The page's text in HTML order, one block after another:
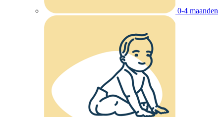
0-4 maanden